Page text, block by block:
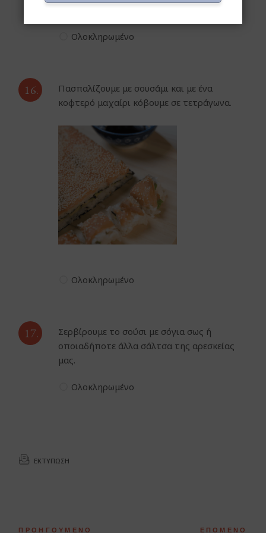
Ολοκληρωμένο
16.
Πασπαλίζουμε με σουσάμι και με ένα
κοφτερό μαχαίρι κόβουμε σε τετράγωνα.
Ολοκληρωμένο
17.
Σερβίρουμε το σούσι με σόγια σως ή
οποιαδήποτε άλλα σάλτσα της αρεσκείας
μας.
Ολοκληρωμένο
ΕΚΤΎΠΩΣΗ
ΠΡΟΗΓΟΎΜΕΝΟ ΕΠΌΜΕΝΟ